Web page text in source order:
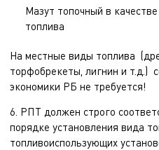
Мазут топочный в
топлива
На местные виды топлива
торфобрекеты, лигнин и т.д.)
экономики РБ не требуется!
6. РПТ должен строго
порядке установления вида
топливоиспользующих